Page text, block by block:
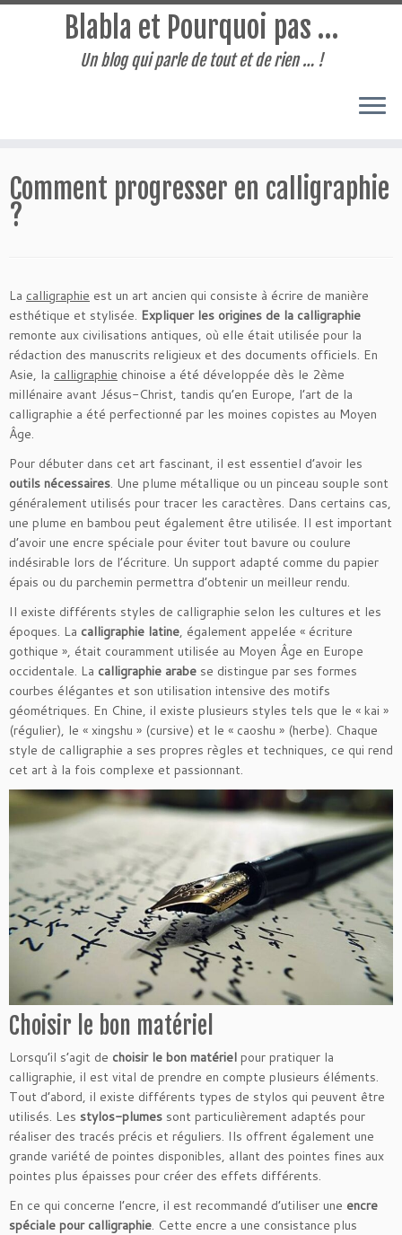
au
contenu
Blabla et Pourquoi pas …
Un blog qui parle de tout et de rien … !
Comment progresser en calligraphie
?
La calligraphie est un art ancien qui consiste à écrire de manière
esthétique et stylisée. Expliquer les origines de la calligraphie
remonte aux civilisations antiques, où elle était utilisée pour la
rédaction des manuscrits religieux et des documents officiels. En
Asie, la calligraphie chinoise a été développée dès le 2ème
millénaire avant Jésus-Christ, tandis qu’en Europe, l’art de la
calligraphie a été perfectionné par les moines copistes au Moyen
Âge.
Pour débuter dans cet art fascinant, il est essentiel d’avoir les
outils nécessaires. Une plume métallique ou un pinceau souple sont
généralement utilisés pour tracer les caractères. Dans certains cas,
une plume en bambou peut également être utilisée. Il est important
d’avoir une encre spéciale pour éviter tout bavure ou coulure
indésirable lors de l’écriture. Un support adapté comme du papier
épais ou du parchemin permettra d’obtenir un meilleur rendu.
Il existe différents styles de calligraphie selon les cultures et les
époques. La calligraphie latine, également appelée « écriture
gothique », était couramment utilisée au Moyen Âge en Europe
occidentale. La calligraphie arabe se distingue par ses formes
courbes élégantes et son utilisation intensive des motifs
géométriques. En Chine, il existe plusieurs styles tels que le « kai »
(régulier), le « xingshu » (cursive) et le « caoshu » (herbe). Chaque
style de calligraphie a ses propres règles et techniques, ce qui rend
cet art à la fois complexe et passionnant.
Choisir le bon matériel
Lorsqu’il s’agit de choisir le bon matériel pour pratiquer la
calligraphie, il est vital de prendre en compte plusieurs éléments.
Tout d’abord, il existe différents types de stylos qui peuvent être
utilisés. Les stylos-plumes sont particulièrement adaptés pour
réaliser des tracés précis et réguliers. Ils offrent également une
grande variété de pointes disponibles, allant des pointes fines aux
pointes plus épaisses pour créer des effets différents.
En ce qui concerne l’encre, il est recommandé d’utiliser une encre
spéciale pour calligraphie. Cette encre a une consistance plus